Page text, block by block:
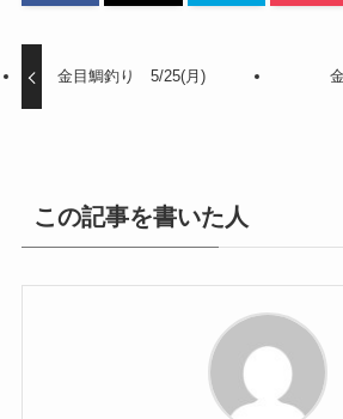
金目鯛釣り 5/25(月)
この記事を書いた人